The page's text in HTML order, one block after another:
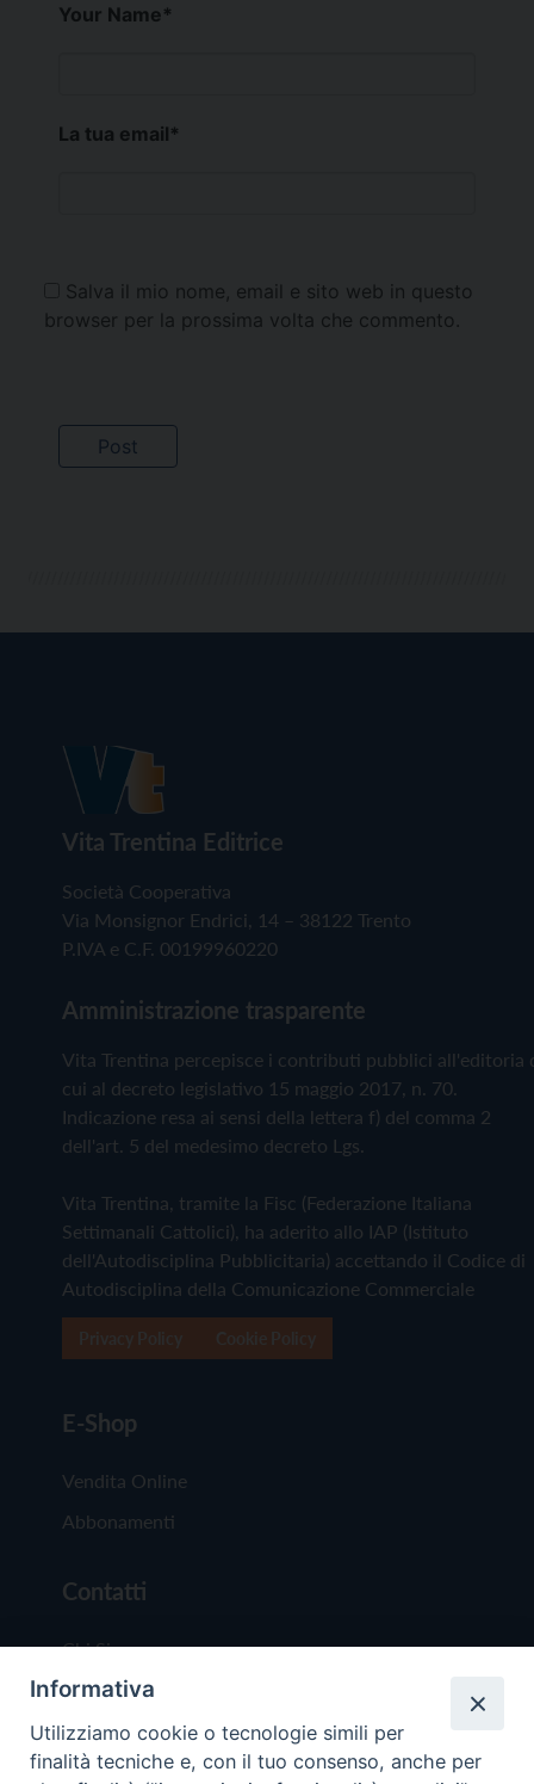
Your Name*
La tua email*
Salva il mio nome, email e sito web in questo
browser per la prossima volta che commento.
Vita Trentina Editrice
Società Cooperativa
Via Monsignor Endrici, 14 – 38122 Trento
P.IVA e C.F. 00199960220
Amministrazione trasparente
Vita Trentina percepisce i contributi pubblici all'editoria
cui al decreto legislativo 15 maggio 2017, n. 70.
Indicazione resa ai sensi della lettera f) del comma 2
dell'art. 5 del medesimo decreto Lgs.
Vita Trentina, tramite la Fisc (Federazione Italiana
Settimanali Cattolici), ha aderito allo IAP (Istituto
dell'Autodisciplina Pubblicitaria) accettando il Codice di
Autodisciplina della Comunicazione Commerciale
E-Shop
Vendita Online
Abbonamenti
Contatti
Chi Siamo
Redazione
Scrivici
Informativa
Utilizziamo cookie o tecnologie simili per
finalità tecniche e, con il tuo consenso, anche per